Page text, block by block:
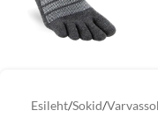
Esileht/Sokid/